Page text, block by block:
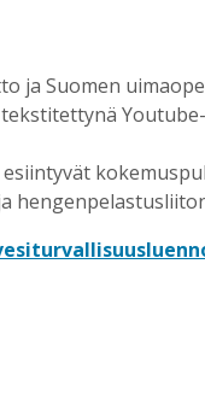
ja Suomen